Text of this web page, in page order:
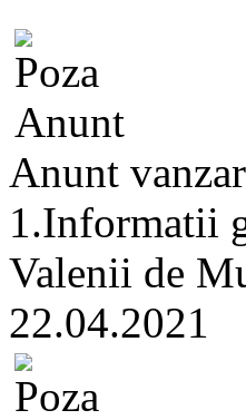
Anunt
1.Informatii
Valenii de